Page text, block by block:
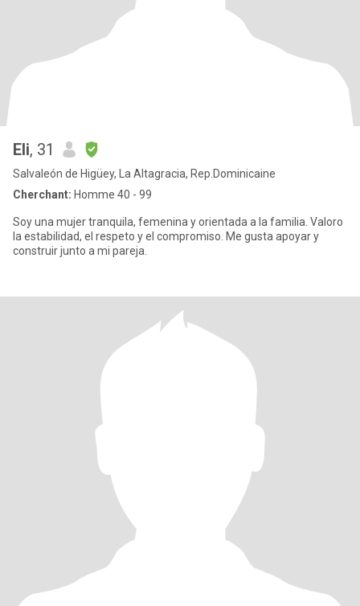
Eli, 31
Salvaleón de Higüey, La Altagracia, Rep.Dominicaine
Cherchant: Homme 40 - 99
Soy una mujer tranquila, femenina y orientada a la familia. Valoro
la estabilidad, el respeto y el compromiso. Me gusta apoyar y
construir junto a mi pareja.